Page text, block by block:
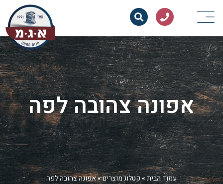
אפונה צהובה לפה
עמוד הבית»קטלוג מוצרים»אפונה צהובה לפה